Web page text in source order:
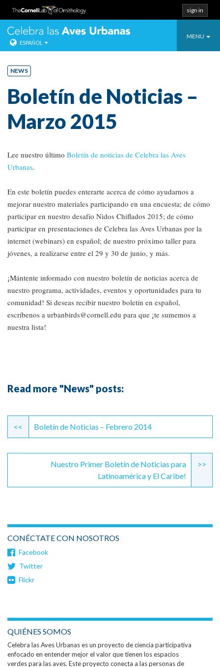
Salta
directo
contenido.
sign in
Toggle
MENU
Celebra las
ESPAÑOL
NEWS
Boletín de Noticias –
Marzo 2015
Lee nuestro último Boletín de noticias de Celebra las Aves
Urbanas.
En este boletín puedes enterarte acerca de cómo ayudarnos a
mejorar nuestro materiales participando en una encuesta; de cómo
participar en nuestro desafío Nidos Chiflados 2015; de cómo
participar en presentaciones de Celebra las Aves Urbanas por la
internet (webinars) en español; de nuestro próximo taller para
jóvenes, a realizarse entre el 29 y 30 de junio, y más.
¡Mántente informado con nuestro boletín de noticias acerca de
nuestro programa, actividades, eventos y oportunidades para tu
comunidad! Si deseas recibir nuestro boletín en español,
escríbenos a urbanbirds@cornell.edu para que ¡te sumemos a
nuestra lista!
Read more "News" posts:
Continue
Reading
<< Boletín de Noticias – Febrero 2014
>>
Nuestro Primer Boletín de Noticias para
Latinoamérica y El Caribe!
CONÉCTATE CON NOSOTROS
Facebook
Twitter
Flickr
QUIÉNES SOMOS
Celebra las Aves Urbanas es un proyecto de ciencia participativa
enfocado en entender mejor el valor que tienen los espacios
verdes para las aves. Este proyecto conecta a las personas de